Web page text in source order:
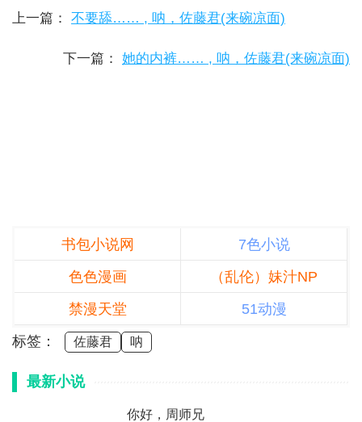
上一篇： 不要舔…… , 呐，佐藤君(来碗凉面)
下一篇： 她的内裤…… , 呐，佐藤君(来碗凉面)
书包小说网
7色小说
色色漫画
（乱伦）妹汁NP
禁漫天堂
51动漫
标签：
佐藤君 呐
最新小说
你好，周师兄